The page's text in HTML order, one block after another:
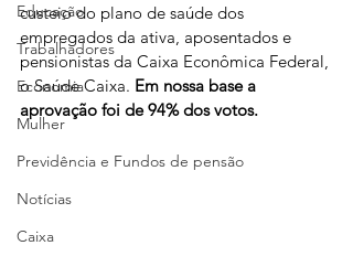
Educação
Trabalhadores
Economia
Mulher
Previdência e Fundos de pensão
Notícias
Caixa
custeio do plano de saúde dos
empregados da ativa, aposentados e
pensionistas da Caixa Econômica Federal,
o Saúde Caixa. Em nossa base a
aprovação foi de 94% dos votos.